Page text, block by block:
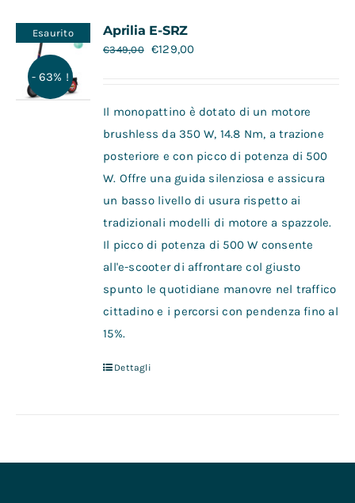
Contatti
Esaurito
- 63% !
Aprilia E-SRZ
€349,00 €129,00
Il monopattino è dotato di un motore
brushless da 350 W, 14.8 Nm, a trazione
posteriore e con picco di potenza di 500
W. Offre una guida silenziosa e assicura
un basso livello di usura rispetto ai
tradizionali modelli di motore a spazzole.
Il picco di potenza di 500 W consente
all'e-scooter di affrontare col giusto
spunto le quotidiane manovre nel traffico
cittadino e i percorsi con pendenza fino al
15%.
Dettagli